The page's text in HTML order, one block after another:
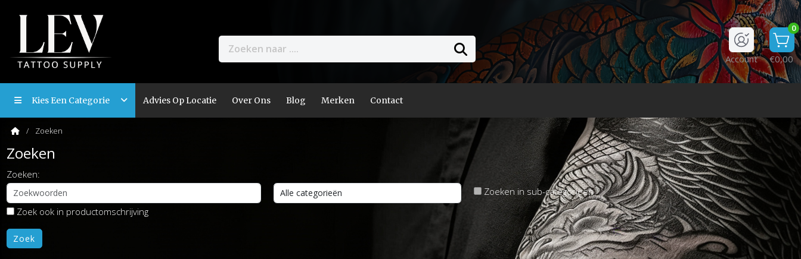
0
€0,00
Account
Kies Een Categorie Advies Op Locatie Over Ons Blog Merken Contact
Zoeken
Zoeken
Zoeken:
Zoeken in sub-categorieën
Zoek ook in productomschrijving